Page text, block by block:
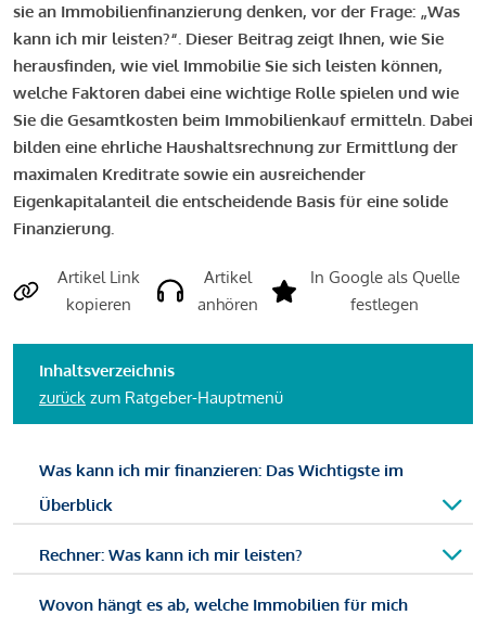
sie an Immobilienfinanzierung denken, vor der Frage: „Was
kann ich mir leisten?“. Dieser Beitrag zeigt Ihnen, wie Sie
herausfinden, wie viel Immobilie Sie sich leisten können,
welche Faktoren dabei eine wichtige Rolle spielen und wie
Sie die Gesamtkosten beim Immobilienkauf ermitteln. Dabei
bilden eine ehrliche Haushaltsrechnung zur Ermittlung der
maximalen Kreditrate sowie ein ausreichender
Eigenkapitalanteil die entscheidende Basis für eine solide
Finanzierung.
Artikel Link
kopieren
Artikel
anhören
In Google als Quelle
festlegen
Inhaltsverzeichnis
zurück zum Ratgeber-Hauptmenü
Was kann ich mir finanzieren: Das Wichtigste im
Überblick
Rechner: Was kann ich mir leisten?
Wovon hängt es ab, welche Immobilien für mich